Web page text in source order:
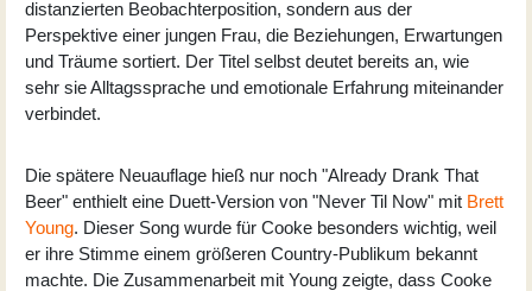
distanzierten Beobachterposition, sondern aus der
Perspektive einer jungen Frau, die Beziehungen, Erwartungen
und Träume sortiert. Der Titel selbst deutet bereits an, wie
sehr sie Alltagssprache und emotionale Erfahrung miteinander
verbindet.
Die spätere Neuauflage hieß nur noch "Already Drank That
Beer" enthielt eine Duett-Version von "Never Til Now" mit Brett
Young. Dieser Song wurde für Cooke besonders wichtig, weil
er ihre Stimme einem größeren Country-Publikum bekannt
machte. Die Zusammenarbeit mit Young zeigte, dass Cooke